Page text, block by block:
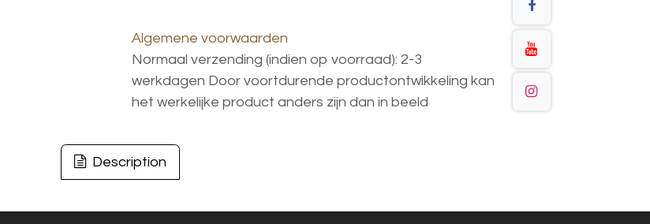
Algemene voorwaarden
Normaal verzending (indien op voorraad): 2-3
werkdagen Door voortdurende productontwikkeling kan
het werkelijke product anders zijn dan in beeld
Description